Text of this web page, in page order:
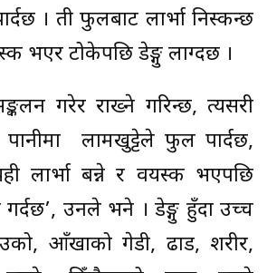
। ती फुलबाट लार्भा निस्कन्छ
भएर टोकेपछि डेङ्गु लाग्दछ ।
गरेर राख्ने गरिन्छ, त्यसरी
पानीमा लामखुट्टेले फुल पार्दछ,
लार्भा बन्ने र वयस्क भएपछि
गर्दछ’, उनले भने । डेङ्गु हुँदा उच्च
आँखाको गेडी, ढाड, शरीर,